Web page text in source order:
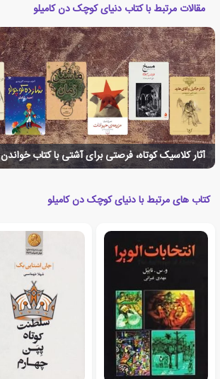
مقالات مرتبط با کتاب دنیای کوچک دن کامیلو
آثار کلاسیک کوتاه، فرصتی برای آشتی با کتاب خواندن
کتاب های مرتبط با دنیای کوچک دن کامیلو